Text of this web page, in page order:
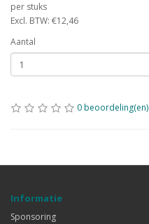
per stuks
Excl. BTW: €12,46
Aantal
0 beoordeling(en)
Informatie
Sponsoring